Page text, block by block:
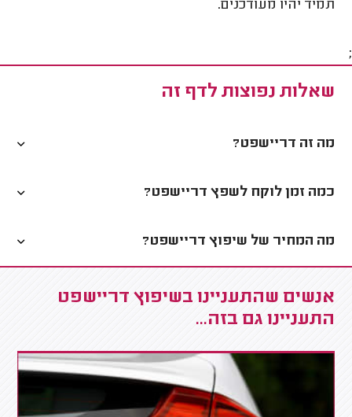
תמיד יהיו מעודכנים.
;
שאלות נפוצות לדף זה
מה זה דריישפט?
כמה זמן לוקח לשפץ דריישפט?
מה המחיר של שיפוץ דריישפט?
אנשים שהתעניינו בשיפוץ דריישפט
התעניינו גם בזה...